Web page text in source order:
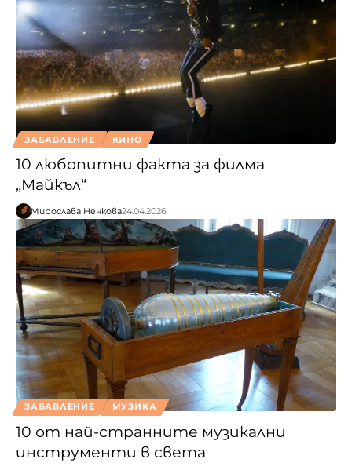
ЗАБАВЛЕНИЕ КИНО
10 любопитни факта за филма
„Майкъл“
Мирослава Ненкова24.04.2026
ЗАБАВЛЕНИЕ МУЗИКА
10 от най-странните музикални
инструменти в света